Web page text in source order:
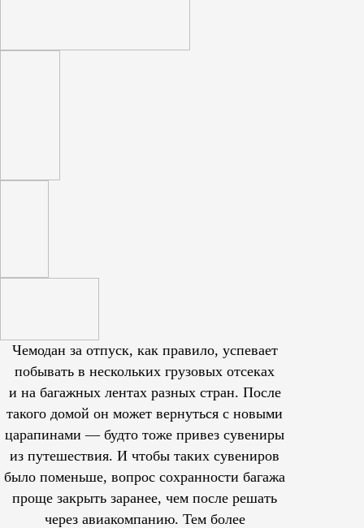
Чемодан за отпуск, как правило, успевает
побывать в нескольких грузовых отсеках
и на багажных лентах разных стран. После
такого домой он может вернуться с новыми
царапинами — будто тоже привез сувениры
из путешествия. И чтобы таких сувениров
было поменьше, вопрос сохранности багажа
проще закрыть заранее, чем после решать
через авиакомпанию. Тем более